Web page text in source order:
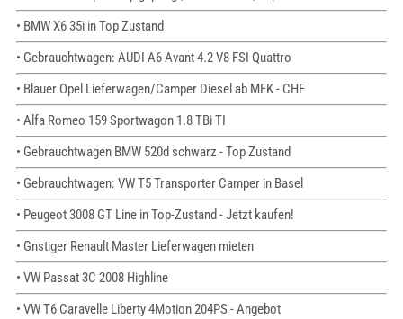
• BMW X6 35i in Top Zustand
• Gebrauchtwagen: AUDI A6 Avant 4.2 V8 FSI Quattro
• Blauer Opel Lieferwagen/Camper Diesel ab MFK - CHF
• Alfa Romeo 159 Sportwagon 1.8 TBi TI
• Gebrauchtwagen BMW 520d schwarz - Top Zustand
• Gebrauchtwagen: VW T5 Transporter Camper in Basel
• Peugeot 3008 GT Line in Top-Zustand - Jetzt kaufen!
• Gnstiger Renault Master Lieferwagen mieten
• VW Passat 3C 2008 Highline
• VW T6 Caravelle Liberty 4Motion 204PS - Angebot